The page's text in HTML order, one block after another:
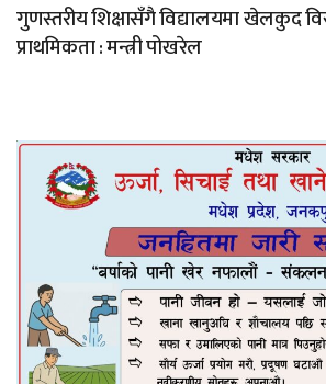
गुणस्तरीय शिक्षासँगै विद्यालयमा खेलकुद
प्राथमिकता : मन्त्री पोखरेल